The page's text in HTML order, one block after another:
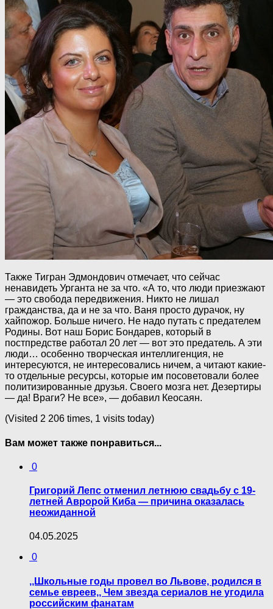
Также Тигран Эдмондович отмечает, что сейчас
ненавидеть Урганта не за что. «А то, что люди приезжают
— это свобода передвижения. Никто не лишал
гражданства, да и не за что. Ваня просто дурачок, ну
хайпожор. Больше ничего. Не надо путать с предателем
Родины. Вот наш Борис Бондарев, который в
постпредстве работал 20 лет — вот это предатель. А эти
люди… особенно творческая интеллигенция, не
интересуются, не интересовались ничем, а читают какие-
то отдельные ресурсы, которые им посоветовали более
политизированные друзья. Своего мозга нет. Дезертиры
— да! Враги? Не все», — добавил Кеосаян.
(Visited 2 206 times, 1 visits today)
Вам может также понравиться...
0
Григорий Лепс отменил летнюю свадьбу с 19-
летней Авророй Киба — причина оказалась
неожиданной
04.05.2025
0
,,Школьные годы провел во Львове, родился в
семье евреев,, Чем звезда сериалов не угодила
российским фанатам